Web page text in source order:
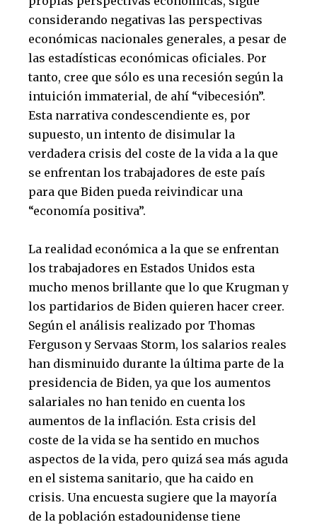
considerando negativas las perspectivas
económicas nacionales generales, a pesar de
las estadísticas económicas oficiales. Por
tanto, cree que sólo es una recesión según la
intuición immaterial, de ahí “vibecesión”.
Esta narrativa condescendiente es, por
supuesto, un intento de disimular la
verdadera crisis del coste de la vida a la que
se enfrentan los trabajadores de este país
para que Biden pueda reivindicar una
“economía positiva”.
La realidad económica a la que se enfrentan
los trabajadores en Estados Unidos esta
mucho menos brillante que lo que Krugman y
los partidarios de Biden quieren hacer creer.
Según el análisis realizado por Thomas
Ferguson y Servaas Storm, los salarios reales
han disminuido durante la última parte de la
presidencia de Biden, ya que los aumentos
salariales no han tenido en cuenta los
aumentos de la inflación. Esta crisis del
coste de la vida se ha sentido en muchos
aspectos de la vida, pero quizá sea más aguda
en el sistema sanitario, que ha caido en
crisis. Una encuesta sugiere que la mayoría
de la población estadounidense tiene